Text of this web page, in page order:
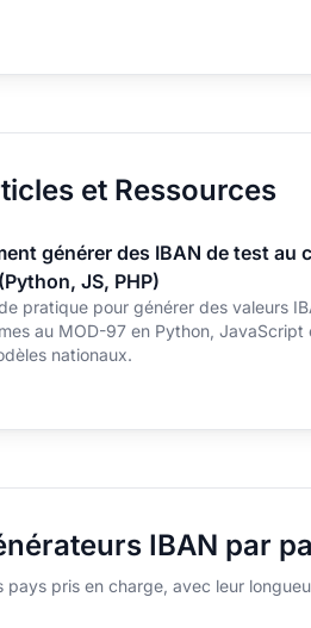
et Ressources
générer des IBAN de test au
JS, PHP)
pratique pour générer des valeurs
au MOD-97 en Python, JavaScript
nationaux.
IBAN par
pays pris en charge, avec leur